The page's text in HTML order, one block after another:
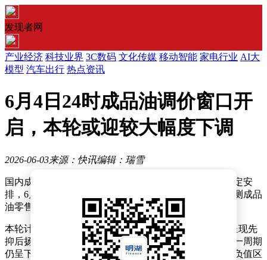
发现者网
产业经济 科技业界 3C数码 文化传媒 移动智能 家电行业 AI大
模型 汽车出行 热点资讯
6月4日24时成品油调价窗口开
启，本轮或迎较大幅度下调
2026-06-03来源：快讯编辑：瑞雪
国内成品油市场即将迎来新一轮价格调整窗口。根据既定安
排，6月4日24时将开启本轮调价窗口，市场机构普遍预测成品
油零售限价将迎来下调。
本轮计价周期自5月21日24时启动以来，国际原油市场呈现先
抑后扬态势。尽管后期油价出现反弹，但整体均价较上一周期
仍呈下滑趋势，导致国内参考的原油变化率持续运行于负值区